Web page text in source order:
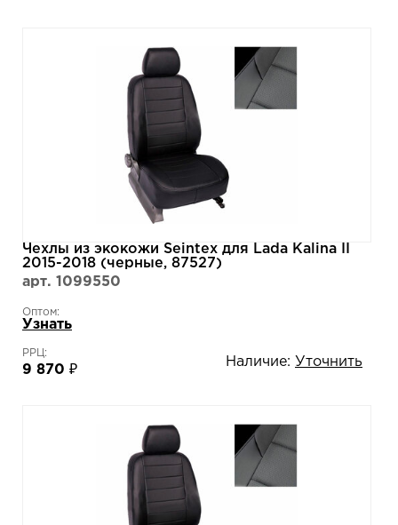
Чехлы из экокожи Seintex для Lada Kalina II
2015-2018 (черные, 87527)
арт. 1099550
Оптом:
Узнать
РРЦ:
9 870 ₽
Наличие: Уточнить